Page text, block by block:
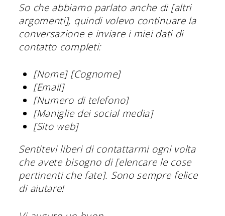
So che abbiamo parlato anche di [altri
argomenti], quindi volevo continuare la
conversazione e inviare i miei dati di
contatto completi:
[Nome] [Cognome]
[Email]
[Numero di telefono]
[Maniglie dei social media]
[Sito web]
Sentitevi liberi di contattarmi ogni volta
che avete bisogno di [elencare le cose
pertinenti che fate]. Sono sempre felice
di aiutare!